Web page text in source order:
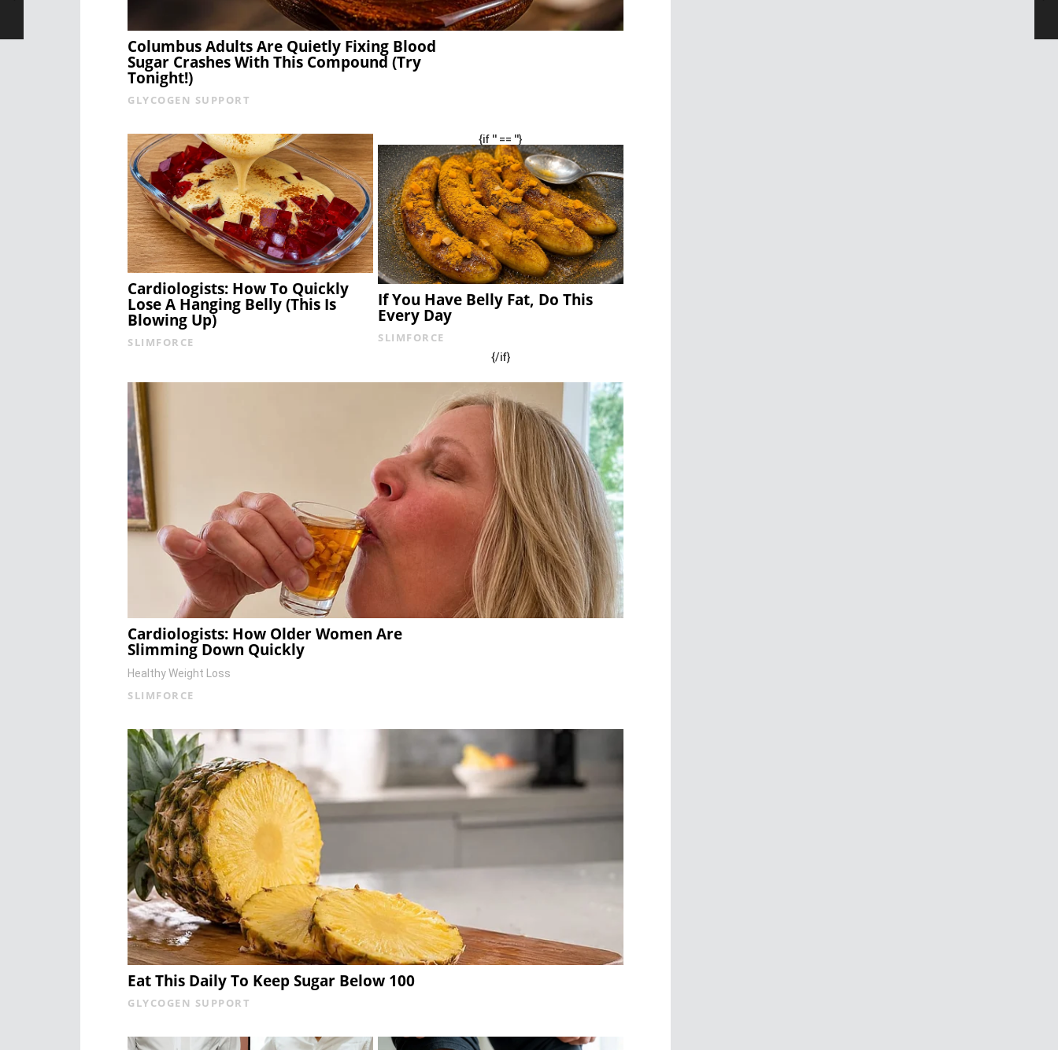
Columbus Adults Are Quietly Fixing Blood
Sugar Crashes With This Compound (Try
Tonight!)
GLYCOGEN SUPPORT
Cardiologists: How To Quickly
Lose A Hanging Belly (This Is
Blowing Up)
SLIMFORCE
{if '' == ''}
If You Have Belly Fat, Do This
Every Day
SLIMFORCE
{/if}
Cardiologists: How Older Women Are
Slimming Down Quickly
Healthy Weight Loss
SLIMFORCE
Eat This Daily To Keep Sugar Below 100
GLYCOGEN SUPPORT